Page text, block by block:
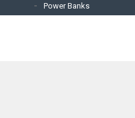
Power Banks